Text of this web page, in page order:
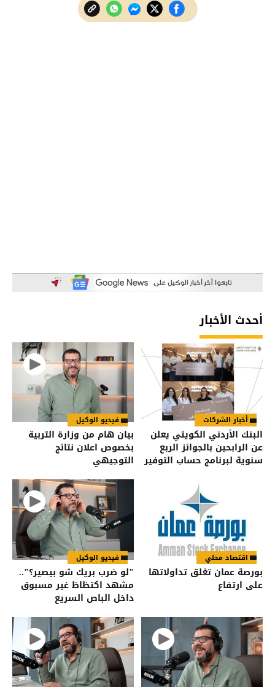
أحدث الأخبار
أخبار الشركات
البنك الأردني الكويتي يعلن
عن الرابحين بالجوائز الربع
سنوية لبرنامج حساب التوفير
فيديو الوكيل
بيان هام من وزارة التربية
بخصوص اعلان نتائج
التوجيهي
اقتصاد محلي
بورصة عمان تغلق تداولاتها
على ارتفاع
فيديو الوكيل
"لو ضرب بريك شو بيصير؟"..
مشهد اكتظاظ غير مسبوق
داخل الباص السريع